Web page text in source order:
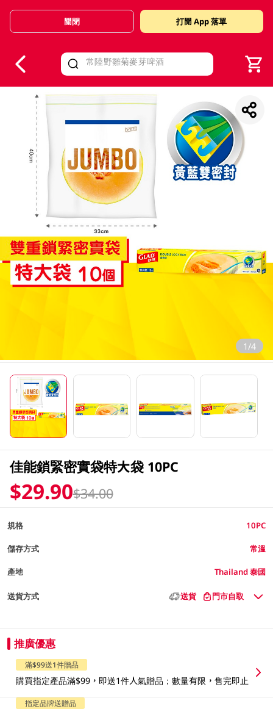
Valid Until 30 June 2026
關閉 打開 App 落單
1/4
佳能鎖緊密實袋特大袋 10PC
$29.90$34.00
規格 10PC
儲存方式 常溫
產地 Thailand 泰國
送貨方式 送貨 門市自取
推廣優惠
滿$99送1件贈品
購買指定產品滿$99，即送1件人氣贈品；數量有限，售完即止
指定品牌送贈品